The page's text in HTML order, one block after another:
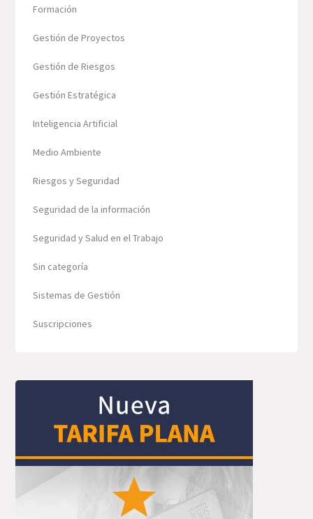
Formación
Gestión de Proyectos
Gestión de Riesgos
Gestión Estratégica
Inteligencia Artificial
Medio Ambiente
Riesgos y Seguridad
Seguridad de la información
Seguridad y Salud en el Trabajo
Sin categoría
Sistemas de Gestión
Suscripciones